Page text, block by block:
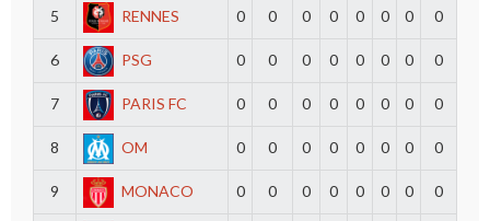
5 RENNES 0 0 0 0 0 0 0 0
6 PSG 0 0 0 0 0 0 0 0
7 PARIS FC 0 0 0 0 0 0 0 0
8 OM 0 0 0 0 0 0 0 0
9 MONACO 0 0 0 0 0 0 0 0